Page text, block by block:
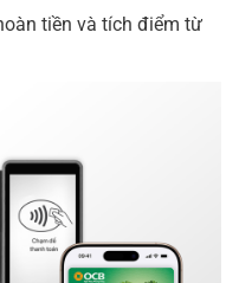
tiền và tích điểm từ